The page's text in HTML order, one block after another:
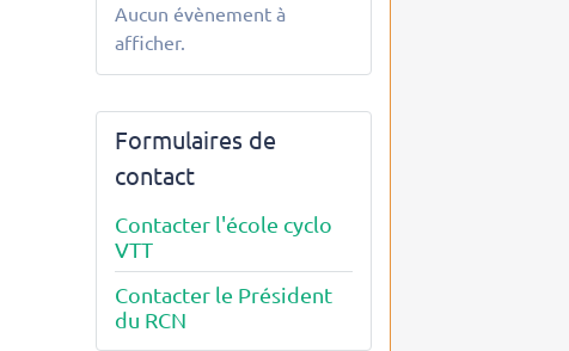
Aucun évènement à
afficher.
Formulaires de
contact
Contacter l'école cyclo
VTT
Contacter le Président
du RCN